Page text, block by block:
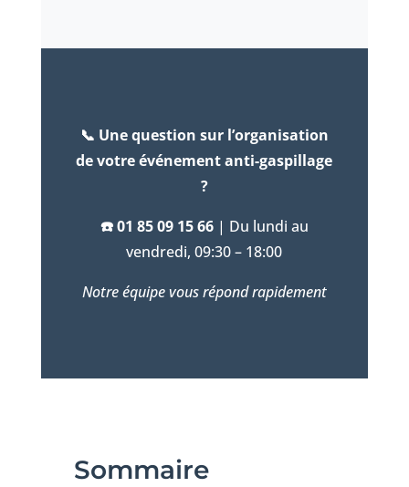
📞 Une question sur l’organisation
de votre événement anti-gaspillage
?
☎️ 01 85 09 15 66| Du lundi au
vendredi, 09:30 – 18:00
Notre équipe vous répond rapidement
Sommaire